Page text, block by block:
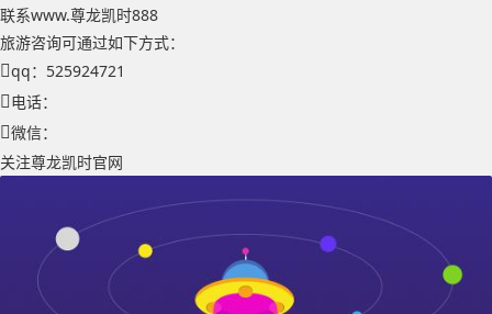
联系www.尊龙凯时888
旅游咨询可通过如下方式：
qq：525924721
电话：
微信：
关注尊龙凯时官网